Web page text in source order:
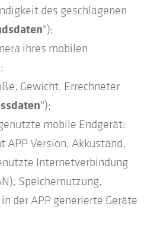
des geschlagenen
");
ihres mobilen
Gewicht, Errechneter
");
mobile Endgerät:
Version, Akkustand,
Internetverbindung
Speichernutzung,
der APP generierte Geräte